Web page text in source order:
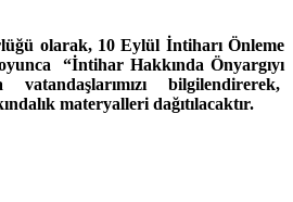
olarak, 10 Eylül İntiharı Önleme
“İntihar Hakkında Önyargıyı
vatandaşlarımızı bilgilendirerek,
materyalleri dağıtılacaktır.